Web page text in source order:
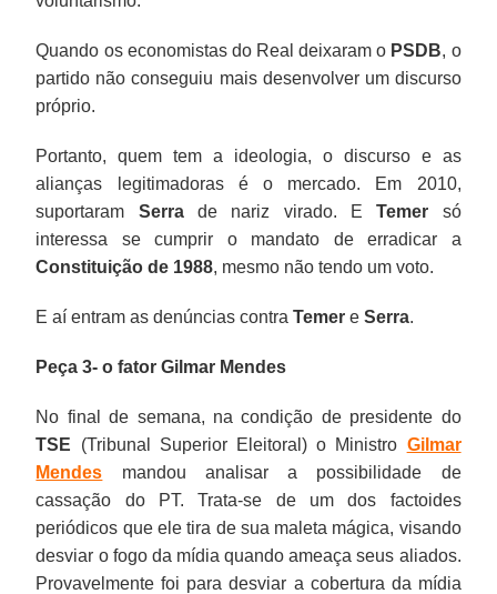
Quando os economistas do Real deixaram o PSDB, o
partido não conseguiu mais desenvolver um discurso
próprio.
Portanto, quem tem a ideologia, o discurso e as
alianças legitimadoras é o mercado. Em 2010,
suportaram Serrade nariz virado. ETemer só
interessa se cumprir o mandato de erradicar a
Constituição de 1988, mesmo não tendo um voto.
E aí entram as denúncias contraTemer eSerra.
Peça 3- o fator Gilmar Mendes
No final de semana, na condição de presidente do
TSE (Tribunal Superior Eleitoral) o Ministro Gilmar
Mendes mandou analisar a possibilidade de
cassação do PT. Trata-se de um dos factoides
periódicos que ele tira de sua maleta mágica, visando
desviar o fogo da mídia quando ameaça seus aliados.
Provavelmente foi para desviar a cobertura da mídia